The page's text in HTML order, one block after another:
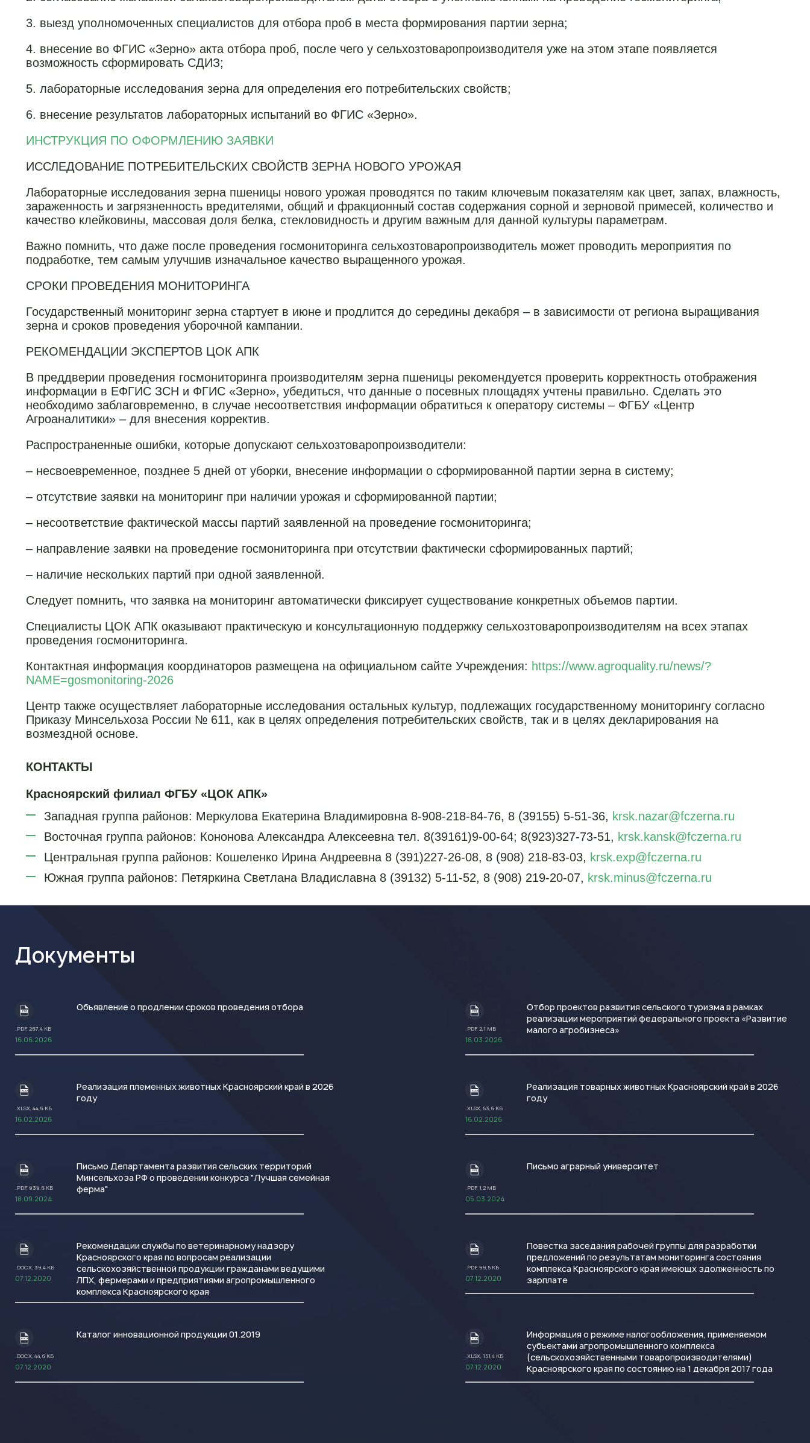
3. выезд уполномоченных специалистов для отбора проб в места формирования партии зерна;
4. внесение во ФГИС «Зерно» акта отбора проб, после чего у сельхозтоваропроизводителя уже на этом этапе появляется
возможность сформировать СДИЗ;
5. лабораторные исследования зерна для определения его потребительских свойств;
6. внесение результатов лабораторных испытаний во ФГИС «Зерно».
ИНСТРУКЦИЯ ПО ОФОРМЛЕНИЮ ЗАЯВКИ
ИССЛЕДОВАНИЕ ПОТРЕБИТЕЛЬСКИХ СВОЙСТВ ЗЕРНА НОВОГО УРОЖАЯ
Лабораторные исследования зерна пшеницы нового урожая проводятся по таким ключевым показателям как цвет, запах, влажность,
зараженность и загрязненность вредителями, общий и фракционный состав содержания сорной и зерновой примесей, количество и
качество клейковины, массовая доля белка, стекловидность и другим важным для данной культуры параметрам.
Важно помнить, что даже после проведения госмониторинга сельхозтоваропроизводитель может проводить мероприятия по
подработке, тем самым улучшив изначальное качество выращенного урожая.
СРОКИ ПРОВЕДЕНИЯ МОНИТОРИНГА
Государственный мониторинг зерна стартует в июне и продлится до середины декабря – в зависимости от региона выращивания
зерна и сроков проведения уборочной кампании.
РЕКОМЕНДАЦИИ ЭКСПЕРТОВ ЦОК АПК
В преддверии проведения госмониторинга производителям зерна пшеницы рекомендуется проверить корректность отображения
информации в ЕФГИС ЗСН и ФГИС «Зерно», убедиться, что данные о посевных площадях учтены правильно. Сделать это
необходимо заблаговременно, в случае несоответствия информации обратиться к оператору системы – ФГБУ «Центр
Агроаналитики» – для внесения корректив.
Распространенные ошибки, которые допускают сельхозтоваропроизводители:
– несвоевременное, позднее 5 дней от уборки, внесение информации о сформированной партии зерна в систему;
– отсутствие заявки на мониторинг при наличии урожая и сформированной партии;
– несоответствие фактической массы партий заявленной на проведение госмониторинга;
– направление заявки на проведение госмониторинга при отсутствии фактически сформированных партий;
– наличие нескольких партий при одной заявленной.
Следует помнить, что заявка на мониторинг автоматически фиксирует существование конкретных объемов партии.
Специалисты ЦОК АПК оказывают практическую и консультационную поддержку сельхозтоваропроизводителям на всех этапах
проведения госмониторинга.
Контактная информация координаторов размещена на официальном сайте Учреждения: https://www.agroquality.ru/news/?
NAME=gosmonitoring-2026
Центр также осуществляет лабораторные исследования остальных культур, подлежащих государственному мониторингу согласно
Приказу Минсельхоза России № 611, как в целях определения потребительских свойств, так и в целях декларирования на
возмездной основе.
КОНТАКТЫ
Красноярский филиал ФГБУ «ЦОК АПК»
Западная группа районов: Меркулова Екатерина Владимировна 8-908-218-84-76, 8 (39155) 5-51-36, krsk.nazar@fczerna.ru
Восточная группа районов: Кононова Александра Алексеевна тел. 8(39161)9-00-64; 8(923)327-73-51, krsk.kansk@fczerna.ru
Центральная группа районов: Кошеленко Ирина Андреевна 8 (391)227-26-08, 8 (908) 218-83-03, krsk.exp@fczerna.ru
Южная группа районов: Петяркина Светлана Владиславна 8 (39132) 5-11-52, 8 (908) 219-20-07, krsk.minus@fczerna.ru
Документы
.PDF
.PDF, 267,4 КБ
16.06.2026
Объявление о продлении сроков проведения отбора .PDF
.PDF, 2,1 МБ
16.03.2026
Отбор проектов развития сельского туризма в рамках
реализации мероприятий федерального проекта «Развитие
малого агробизнеса»
.XLSX
.XLSX, 44,6 КБ
16.02.2026
Реализация племенных животных Красноярский край в 2026
году
.XLSX
.XLSX, 53,6 КБ
16.02.2026
Реализация товарных животных Красноярский край в 2026
году
.PDF
.PDF, 939,6 КБ
18.09.2024
Письмо Департамента развития сельских территорий
Минсельхоза РФ о проведении конкурса "Лучшая семейная
ферма"
.PDF
.PDF, 1,2 МБ
05.03.2024
Письмо аграрный университет
.DOCX
.DOCX, 39,4 КБ
07.12.2020
Рекомендации службы по ветеринарному надзору
Красноярского края по вопросам реализации
сельскохозяйственной продукции гражданами ведущими
ЛПХ, фермерами и предприятиями агропромышленного
комплекса Красноярского края
.PDF
.PDF, 99,5 КБ
07.12.2020
Повестка заседания рабочей группы для разработки
предложений по результатам мониторинга состояния
комплекса Красноярского края имеющх здолженность по
зарплате
.DOCX
.DOCX, 44,6 КБ
07.12.2020
Каталог инновационной продукции 01.2019 .XLSX
.XLSX, 151,4 КБ
07.12.2020
Информация о режиме налогообложения, применяемом
субъектами агропромышленного комплекса
(сельскохозяйственными товаропроизводителями)
Красноярского края по состоянию на 1 декабря 2017 года